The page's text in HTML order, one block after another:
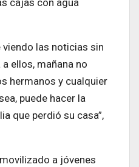
cajas con agua
viendo las noticias sin
ellos, mañana no
hermanos y cualquier
puede hacer la
que perdió su casa”,
a jóvenes